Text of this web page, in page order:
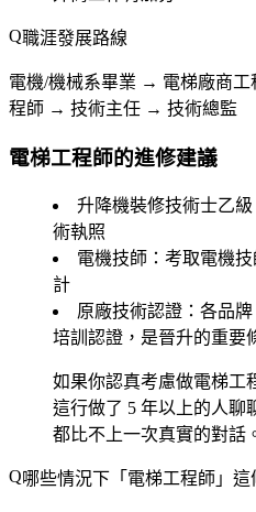
職涯發展路線
電機/機械系畢業 → 電梯廠商
程師 → 技術主任 → 技術總監
電梯工程師的進修建議
升降機裝修技術士乙級
術執照
電機技師 ：考取電機
計
原廠技術認證 ：各品
培訓認證，是晉升的重要
如果你認真考慮做電梯工
這行做了 5 年以上的人聊
都比不上一次真實的對話
哪些情況下「電梯工程師」